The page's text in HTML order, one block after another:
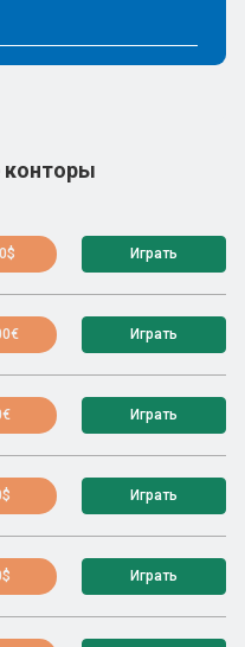
конторы
Играть
Играть
Играть
Играть
Играть